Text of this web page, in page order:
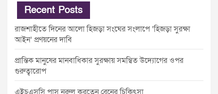
Recent Posts
রাজশাহীতে দিনের আলো হিজড়া সংঘের সংলাপে ‘হিজড়া সুরক্ষা
আইন’ প্রণয়নের দাবি
প্রান্তিক মানুষের মানবাধিকার সুরক্ষায় সমন্বিত উদ্যোগের ওপর
গুরুত্বারোপ